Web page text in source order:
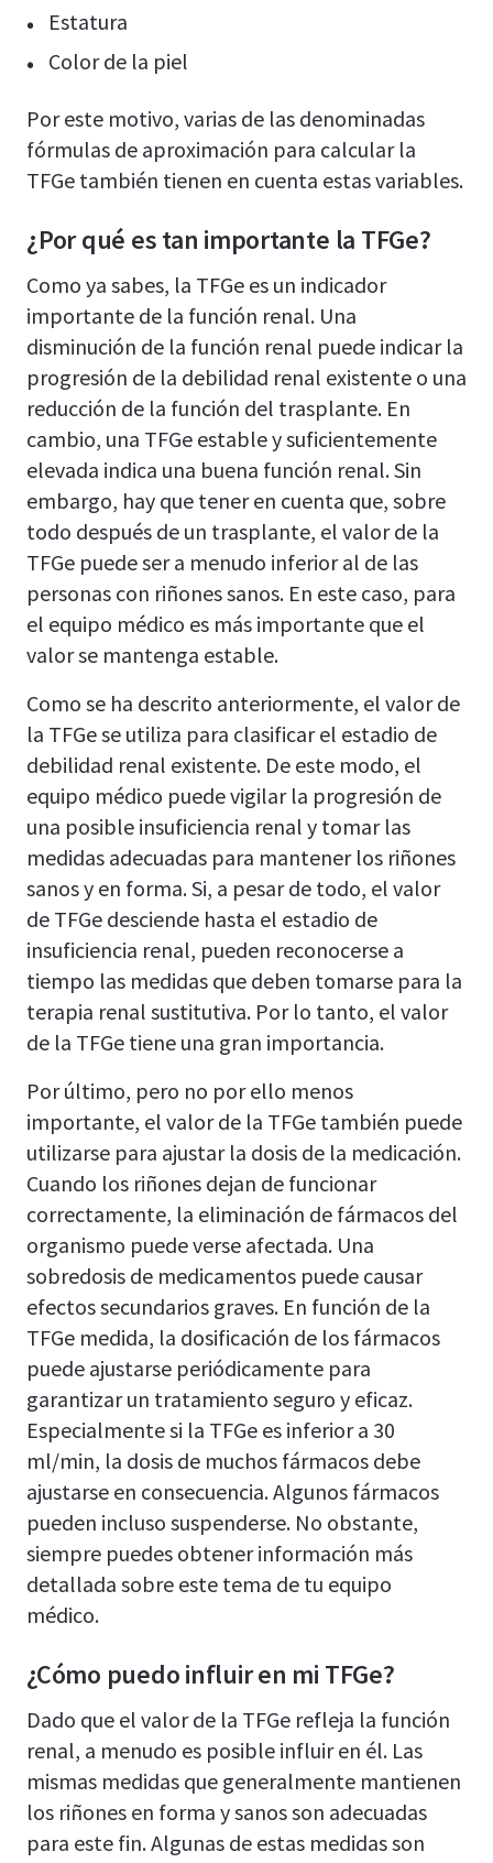
Estatura
Color de la piel
Por este motivo, varias de las denominadas
fórmulas de aproximación para calcular la
TFGe también tienen en cuenta estas variables.
¿Por qué es tan importante la TFGe?
Como ya sabes, la TFGe es un indicador
importante de la función renal. Una
disminución de la función renal puede indicar la
progresión de la debilidad renal existente o una
reducción de la función del trasplante. En
cambio, una TFGe estable y suficientemente
elevada indica una buena función renal. Sin
embargo, hay que tener en cuenta que, sobre
todo después de un trasplante, el valor de la
TFGe puede ser a menudo inferior al de las
personas con riñones sanos. En este caso, para
el equipo médico es más importante que el
valor se mantenga estable.
Como se ha descrito anteriormente, el valor de
la TFGe se utiliza para clasificar el estadio de
debilidad renal existente. De este modo, el
equipo médico puede vigilar la progresión de
una posible insuficiencia renal y tomar las
medidas adecuadas para mantener los riñones
sanos y en forma. Si, a pesar de todo, el valor
de TFGe desciende hasta el estadio de
insuficiencia renal, pueden reconocerse a
tiempo las medidas que deben tomarse para la
terapia renal sustitutiva. Por lo tanto, el valor
de la TFGe tiene una gran importancia.
Por último, pero no por ello menos
importante, el valor de la TFGe también puede
utilizarse para ajustar la dosis de la medicación.
Cuando los riñones dejan de funcionar
correctamente, la eliminación de fármacos del
organismo puede verse afectada. Una
sobredosis de medicamentos puede causar
efectos secundarios graves. En función de la
TFGe medida, la dosificación de los fármacos
puede ajustarse periódicamente para
garantizar un tratamiento seguro y eficaz.
Especialmente si la TFGe es inferior a 30
ml/min, la dosis de muchos fármacos debe
ajustarse en consecuencia. Algunos fármacos
pueden incluso suspenderse. No obstante,
siempre puedes obtener información más
detallada sobre este tema de tu equipo
médico.
¿Cómo puedo influir en mi TFGe?
Dado que el valor de la TFGe refleja la función
renal, a menudo es posible influir en él. Las
mismas medidas que generalmente mantienen
los riñones en forma y sanos son adecuadas
para este fin. Algunas de estas medidas son